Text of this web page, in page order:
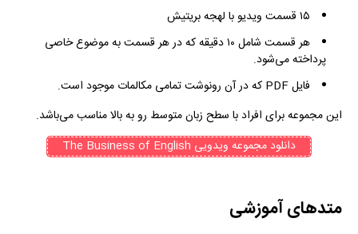
۱۵ قسمت ویدیو با لهجه بریتیش
هر قسمت شامل ۱۰ دقیقه که در هر قسمت به موضوع خاصی
پرداخته می‌شود.
فایل PDF که در آن رونوشت تمامی مکالمات موجود است.
این مجموعه برای افراد با سطح زبان متوسط رو به بالا مناسب می‌باشد.
دانلود مجموعه ویدویی The Business of English
متد‌‌های آموزشی